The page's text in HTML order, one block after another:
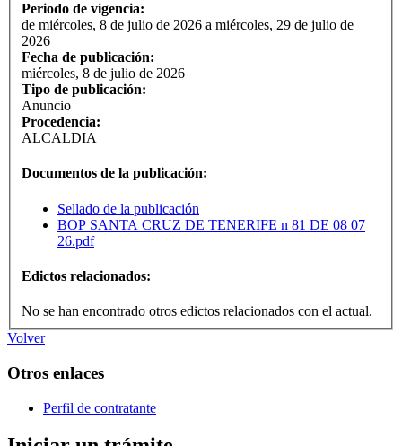
Periodo de vigencia:
de miércoles, 8 de julio de 2026 a miércoles, 29 de julio de
2026
Fecha de publicación:
miércoles, 8 de julio de 2026
Tipo de publicación:
Anuncio
Procedencia:
ALCALDIA
Documentos de la publicación:
Sellado de la publicación
BOP SANTA CRUZ DE TENERIFE n 81 DE 08 07
26.pdf
Edictos relacionados:
No se han encontrado otros edictos relacionados con el actual.
Volver
Otros enlaces
Perfil de contratante